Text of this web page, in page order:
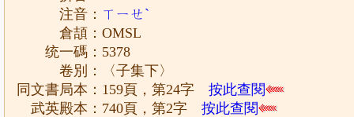
注音： ㄒㄧㄝˋ
倉頡：OMSL
统一碼：5378
卷別：〈子集下〉
同文書局本：159頁，第24字按此查閱
武英殿本：740頁，第2字按此查閱